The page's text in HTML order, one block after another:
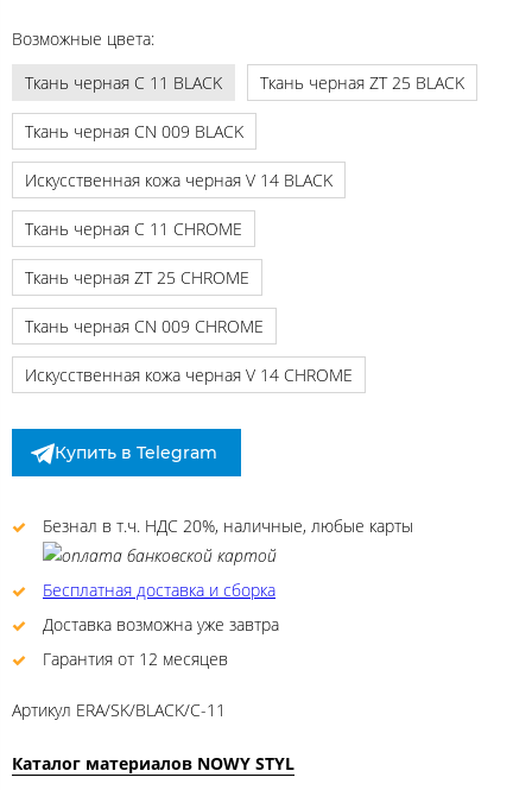
Возможные цвета:
Ткань черная C 11 BLACK
Ткань черная ZT 25 BLACK
Ткань черная CN 009 BLACK
Искусственная кожа черная V 14 BLACK
Ткань черная C 11 CHROME
Ткань черная ZT 25 CHROME
Ткань черная CN 009 CHROME
Искусственная кожа черная V 14 CHROME
Купить в Telegram
Безнал в т.ч. НДС 20%, наличные, любые карты
Бесплатная доставка и сборка
Доставка возможна уже завтра
Гарантия от 12 месяцев
Артикул ERA/SK/BLACK/C-11
Каталог материалов NOWY STYL